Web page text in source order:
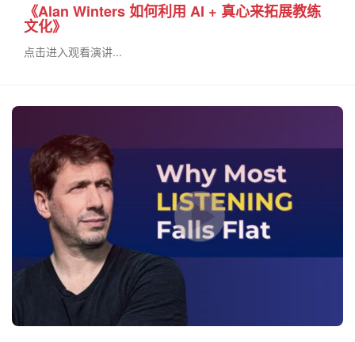
《Alan Winters 如何利用 AI + 真心来拓展教练
文化》
点击进入观看演讲...